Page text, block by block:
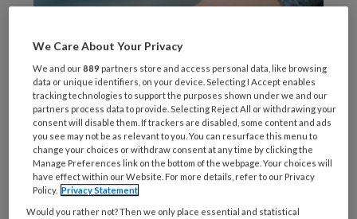
We Care About Your Privacy
We and our889 partners store and access personal data, like browsing
data or unique identifiers, on your device. Selecting I Accept enables
tracking technologies to support the purposes shown under we and our
partners process data to provide. Selecting Reject All or withdrawing your
consent will disable them. If trackers are disabled, some content and ads
you see may not be as relevant to you. You can resurface this menu to
change your choices or withdraw consent at any time by clicking the
Manage Preferences link on the bottom of the webpage. Your choices will
have effect within our Website. For more details, refer to our Privacy
Policy. Privacy Statement
Would you rather not? Then we only place essential and statistical